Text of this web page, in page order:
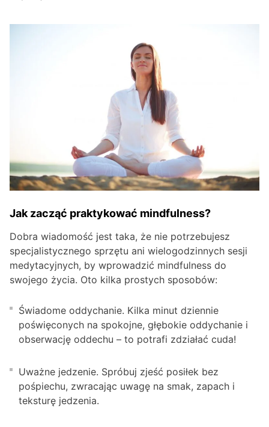
Jak zacząć praktykować mindfulness?
Dobra wiadomość jest taka, że nie potrzebujesz
specjalistycznego sprzętu ani wielogodzinnych sesji
medytacyjnych, by wprowadzić mindfulness do
swojego życia. Oto kilka prostych sposobów:
Świadome oddychanie. Kilka minut dziennie
poświęconych na spokojne, głębokie oddychanie i
obserwację oddechu – to potrafi zdziałać cuda!
Uważne jedzenie. Spróbuj zjeść posiłek bez
pośpiechu, zwracając uwagę na smak, zapach i
teksturę jedzenia.